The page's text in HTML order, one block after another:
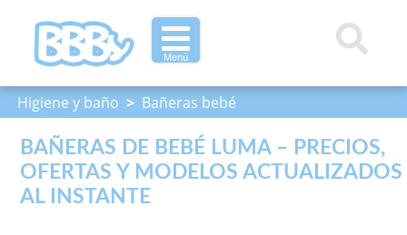
Menú
Higiene y baño > Bañeras bebé
BAÑERAS DE BEBÉ LUMA – PRECIOS,
OFERTAS Y MODELOS ACTUALIZADOS
AL INSTANTE